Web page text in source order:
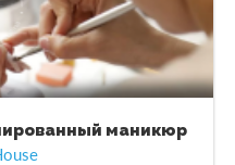
маникюр